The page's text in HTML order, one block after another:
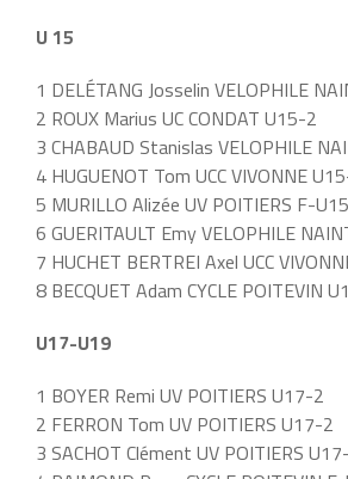
U 15
1 DELÉTANG Josselin VELOPHILE
2 ROUX Marius UC CONDAT U15-2
3 CHABAUD Stanislas VELOPHILE
4 HUGUENOT Tom UCC VIVONNE
5 MURILLO Alizée UV POITIERS F-
6 GUERITAULT Emy VELOPHILE
7 HUCHET BERTREI Axel UCC
8 BECQUET Adam CYCLE POITEVIN
U17-U19
1 BOYER Remi UV POITIERS U17-2
2 FERRON Tom UV POITIERS U17-2
3 SACHOT Clément UV POITIERS